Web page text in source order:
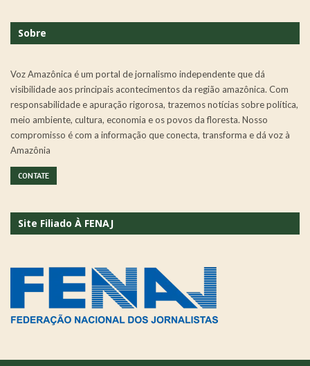
Sobre
Voz Amazônica é um portal de jornalismo independente que dá
visibilidade aos principais acontecimentos da região amazônica. Com
responsabilidade e apuração rigorosa, trazemos notícias sobre política,
meio ambiente, cultura, economia e os povos da floresta. Nosso
compromisso é com a informação que conecta, transforma e dá voz à
Amazônia
CONTATE
Site Filiado À FENAJ